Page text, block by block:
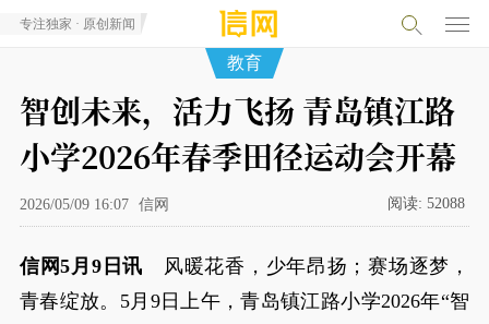
专注独家 · 原创新闻
教育
智创未来，活力飞扬 青岛镇江路
小学2026年春季田径运动会开幕
2026/05/09 16:07 信网 阅读: 52088
信网5月9日讯 风暖花香，少年昂扬；赛场逐梦，
青春绽放。5月9日上午，青岛镇江路小学2026年“智